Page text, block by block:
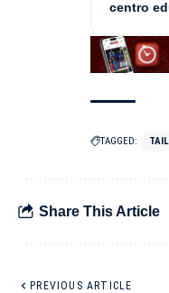
centro
TAGGED:
Share This Article
PREVIOUS ARTICLE